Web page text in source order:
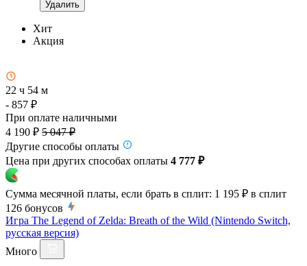
Удалить
Хит
Акция
22 ч 54 м
- 857 ₽
При оплате наличными
4 190 ₽ 5 047 ₽
Другие способы оплаты
Цена при других способах оплаты 4 777 ₽
Сумма месячной платы, если брать в сплит: 1 195 ₽ в сплит
126 бонусов
Игра The Legend of Zelda: Breath of the Wild (Nintendo Switch,
русская версия)
Много